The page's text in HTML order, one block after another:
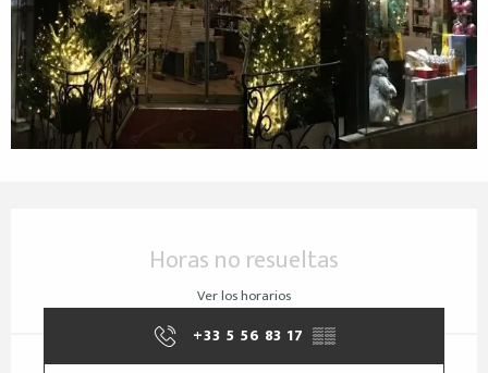
Horas no resueltas
Ver los horarios
+33 5 56 83 17 ▒▒